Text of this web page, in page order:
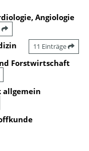
Angiologie
11 Einträge
Forstwirtschaft
allgemein